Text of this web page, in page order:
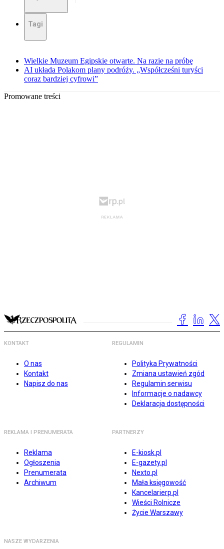
Tagi
Wielkie Muzeum Egipskie otwarte. Na razie na próbę
AI układa Polakom plany podróży. „Współcześni turyści
coraz bardziej cyfrowi”
Promowane treści
KONTAKT
O nas
Kontakt
Napisz do nas
REGULAMIN
Polityka Prywatności
Zmiana ustawień zgód
Regulamin serwisu
Informacje o nadawcy
Deklaracja dostępności
REKLAMA I PRENUMERATA
Reklama
Ogłoszenia
Prenumerata
Archiwum
PARTNERZY
E-kiosk.pl
E-gazety.pl
Nexto.pl
Mała księgowość
Kancelarierp.pl
Wieści Rolnicze
Życie Warszawy
NASZE WYDARZENIA